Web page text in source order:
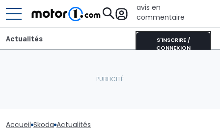
avis en
commentaire
S'INSCRIRE /
CONNEXION
Actualités
Accueil Skoda Actualités